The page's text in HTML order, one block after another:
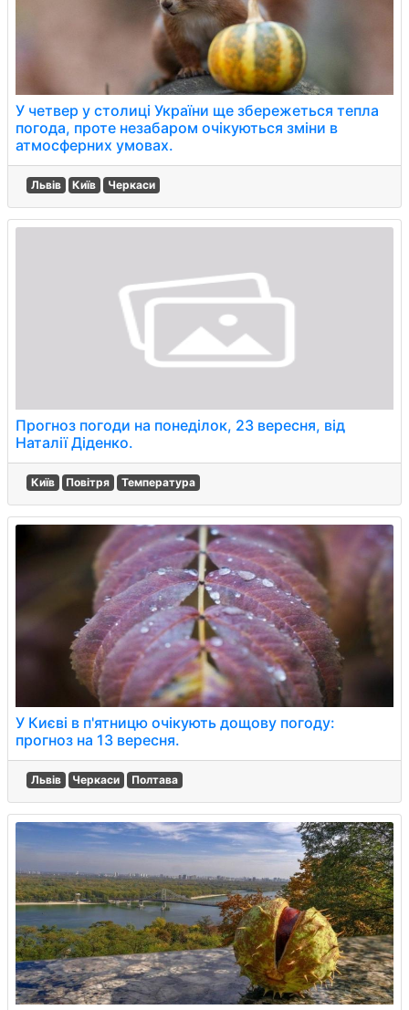
У четвер у столиці України ще збережеться тепла
погода, проте незабаром очікуються зміни в
атмосферних умовах.
Львів Київ Черкаси
Прогноз погоди на понеділок, 23 вересня, від
Наталії Діденко.
Київ Повітря Температура
У Києві в п'ятницю очікують дощову погоду:
прогноз на 13 вересня.
Львів Черкаси Полтава